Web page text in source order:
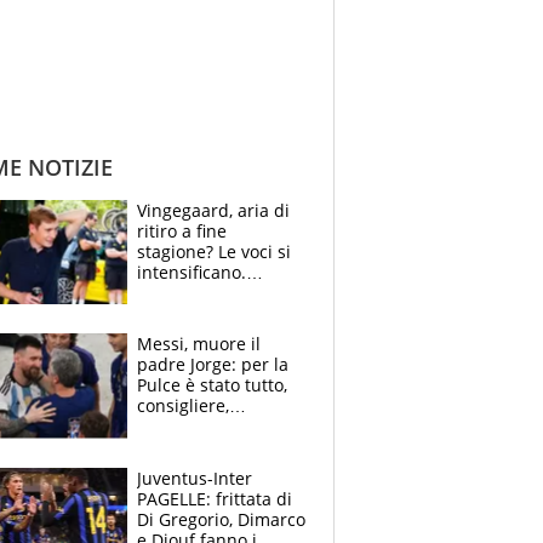
NOTIZIE
Vingegaard, aria di
ritiro a fine
stagione? Le voci si
intensificano.
vuole la Roubaix
Messi, muore il
padre Jorge: per la
Pulce è stato tutto,
consigliere,
Juventus-Inter
PAGELLE: frittata di
Di Gregorio, Dimarco